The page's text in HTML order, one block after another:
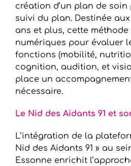
création d’un plan de
suivi du plan. Destinée
ans et plus, cette
numériques pour évaluer
fonctions (mobilité,
cognition, audition, et
place un
nécessaire.
Le Nid des Aidants 91 et
L’intégration de la
Nid des Aidants 91 » au
Essonne enrichit